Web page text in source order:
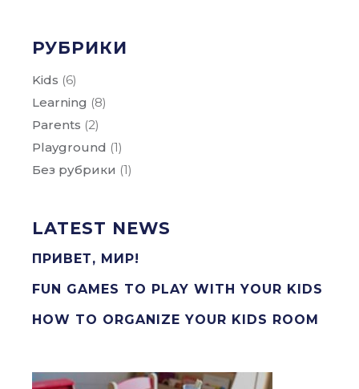
РУБРИКИ
Kids (6)
Learning (8)
Parents (2)
Playground (1)
Без рубрики (1)
LATEST NEWS
ПРИВЕТ, МИР!
FUN GAMES TO PLAY WITH YOUR KIDS
HOW TO ORGANIZE YOUR KIDS ROOM